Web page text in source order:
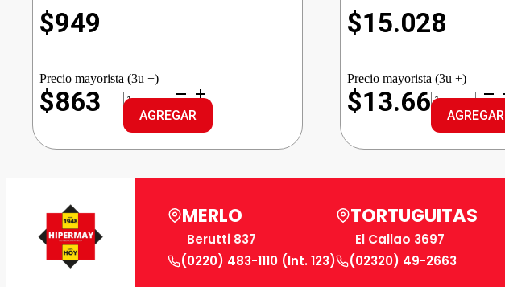
$949
Precio mayorista (3u +)
$863
FANTOCHE
ALF.TRIPLE
CHOCOLATE
cantidad
AGREGAR
$15.028
Precio mayorista (3u +)
$13.661ARCOR
MENTA
CRISTAL
cantidad
AGREGAR
MERLO
Berutti 837
(0220) 483-1110 (Int. 123)
TORTUGUITAS
El Callao 3697
(02320) 49-2663